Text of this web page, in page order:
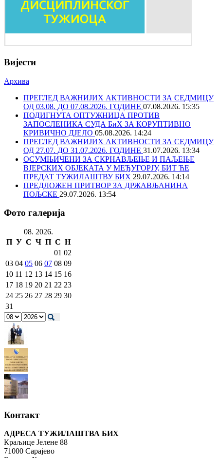
Вијести
Архива
ПРЕГЛЕД ВАЖНИЈИХ АКТИВНОСТИ ЗА СЕДМИЦУ
ОД 03.08. ДО 07.08.2026. ГОДИНЕ 07.08.2026. 15:35
ПОДИГНУТА ОПТУЖНИЦА ПРОТИВ
ЗАПОСЛЕНИКА СУДА БиХ ЗА КОРУПТИВНО
КРИВИЧНО ДЈЕЛО 05.08.2026. 14:24
ПРЕГЛЕД ВАЖНИЈИХ АКТИВНОСТИ ЗА СЕДМИЦУ
ОД 27.07. ДО 31.07.2026. ГОДИНЕ 31.07.2026. 13:34
ОСУМЊИЧЕНИ ЗА СКРНАВЉЕЊЕ И ПАЉЕЊЕ
ВЈЕРСКИХ ОБЈЕКАТА У МЕЂУГОРЈУ, БИТ ЋЕ
ПРЕДАТ ТУЖИЛАШТВУ БИХ 29.07.2026. 14:14
ПРЕДЛОЖЕН ПРИТВОР ЗА ДРЖАВЉАНИНА
ПОЉСКЕ 29.07.2026. 13:54
Фото галерија
08. 2026.
П У С Ч П С Н
01 02
03 04 05 06 07 08 09
10 11 12 13 14 15 16
17 18 19 20 21 22 23
24 25 26 27 28 29 30
31
Контакт
АДРЕСА ТУЖИЛАШТВА БИХ
Краљице Јелене 88
71000 Сарајево